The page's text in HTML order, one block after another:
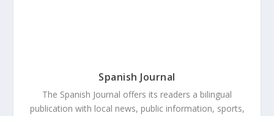
Spanish Journal
The Spanish Journal offers its readers a bilingual
publication with local news, public information, sports,